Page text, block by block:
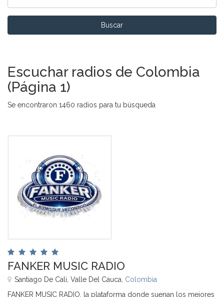
Buscar
Escuchar radios de Colombia
(Página 1)
Se encontraron 1460 radios para tu búsqueda
FANKER MUSIC RADIO
Santiago De Cali, Valle Del Cauca, Colombia
FANKER MUSIC RADIO, la plataforma donde suenan los mejores